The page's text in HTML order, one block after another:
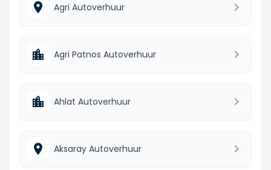
Agri Autoverhuur
Agri Patnos Autoverhuur
Ahlat Autoverhuur
Aksaray Autoverhuur